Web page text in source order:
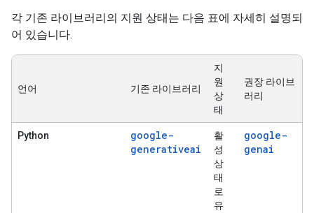
각 기존 라이브러리의 지원 상태는 다음 표에 자세히 설명되
어 있습니다.
언어 기존 라이브러리
지
원
상
태
권장 라이브
러리
Python
google-
generativeai
활
성
상
태
로
유
google-
genai